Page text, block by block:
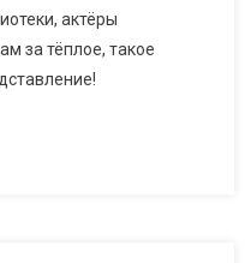
актёры
за тёплое, такое